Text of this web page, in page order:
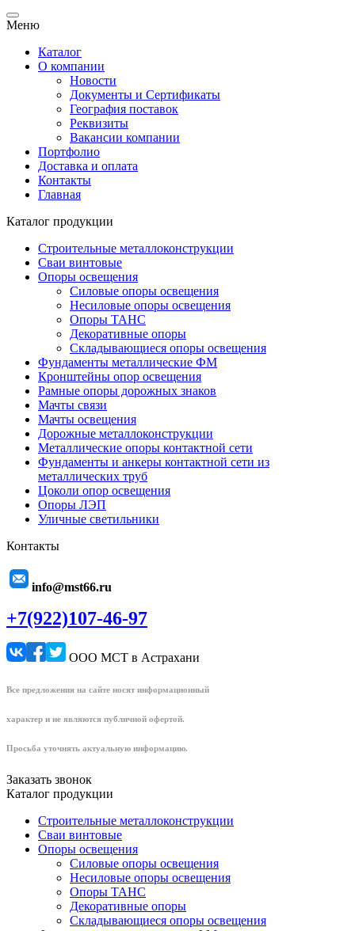
Меню
Каталог
О компании
Новости
Документы и Сертификаты
География поставок
Реквизиты
Вакансии компании
Портфолио
Доставка и оплата
Контакты
Главная
Каталог продукции
Строительные металлоконструкции
Сваи винтовые
Опоры освещения
Силовые опоры освещения
Несиловые опоры освещения
Опоры ТАНС
Декоративные опоры
Складывающиеся опоры освещения
Фундаменты металлические ФМ
Кронштейны опор освещения
Рамные опоры дорожных знаков
Мачты связи
Мачты освещения
Дорожные металлоконструкции
Металлические опоры контактной сети
Фундаменты и анкеры контактной сети из
металлических труб
Цоколи опор освещения
Опоры ЛЭП
Уличные светильники
Контакты
info@mst66.ru
+7(922)107-46-97
ООО МСТ в Астрахани
Все предложения на сайте носят информационный
характер и не являются публичной офертой.
Просьба уточнять актуальную информацию.
Заказать звонок
Каталог продукции
Строительные металлоконструкции
Сваи винтовые
Опоры освещения
Силовые опоры освещения
Несиловые опоры освещения
Опоры ТАНС
Декоративные опоры
Складывающиеся опоры освещения